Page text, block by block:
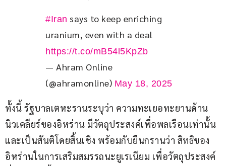
#Iran says to keep enriching
uranium, even with a deal
https://t.co/mB54l5KpZb
— Ahram Online
(@ahramonline) May 18, 2025
ทั้งนี้ รัฐบาลเตหะรานระบุว่า ความทะเยอทะยานด้าน
นิวเคลียร์ของอิหร่าน มีวัตถุประสงค์เพื่อพลเรือนเท่านั้น
และเป็นสันติโดยสิ้นเชิง พร้อมกับยืนกรานว่า สิทธิของ
อิหร่านในการเสริมสมรรถนะยูเรเนียม เพื่อวัตถุประสงค์